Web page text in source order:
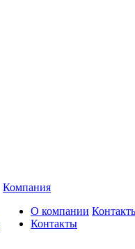
Компания
О компании
Контакты